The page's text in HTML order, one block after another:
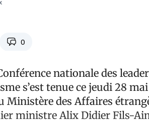
0
nationale des
s’est tenue ce jeudi 28
Ministère des Affaires
ministre Alix Didier Fils-